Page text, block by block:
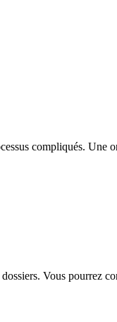
compliqués. Une
Vous pourrez